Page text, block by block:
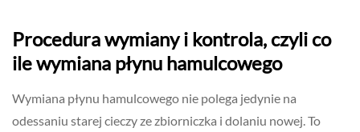
Procedura wymiany i kontrola, czyli co
ile wymiana płynu hamulcowego
Wymiana płynu hamulcowego nie polega jedynie na
odessaniu starej cieczy ze zbiorniczka i dolaniu nowej. To